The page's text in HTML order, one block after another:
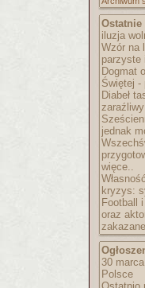
Ostatnie
iluzja
Wzór na
parzyste
Dogmat
Świętej -
Diabeł
jednak
więce..
kryzys:
Football
oraz
30
Polsce